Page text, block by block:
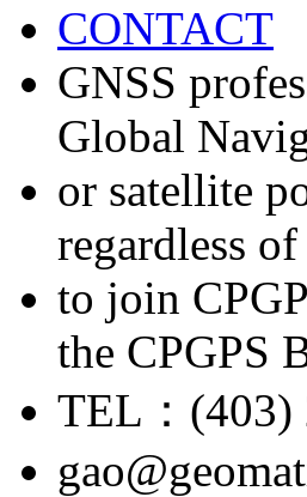
CONTACT
GNSS
Global
or satellite
regardless
to join
the CPGPS
TEL：(403)